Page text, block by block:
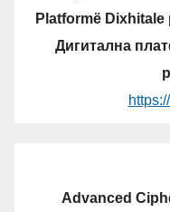
Platformë
Дигитална
Advanced